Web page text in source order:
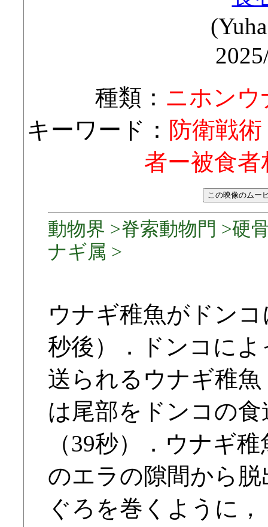
種類： ニホンウ
キーワード： 防衛戦
者ー被食
動物界 >脊索動物門 >硬
ナギ属 >
ウナギ稚魚がドン
秒後）．ドンコに
送られるウナギ稚
は尾部をドンコの
（39秒）．ウナギ
のエラの隙間から
ぐろを巻くように